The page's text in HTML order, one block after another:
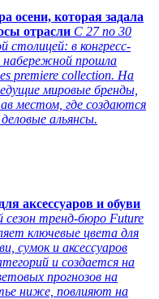
осени, которая задала
отрасли С 27 по 30
столицей: в конгресс-
набережной прошла
premiere collection. На
мировые бренды,
местом, где создаются
альянсы.
аксессуаров и обуви
тренд-бюро Future
ключевые цвета для
сумок и аксессуаров
и создается на
прогнозов на
ниже, повлияют на